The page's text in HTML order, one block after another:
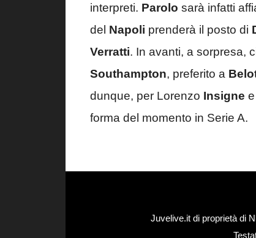
interpreti. Parolo sarà infatti
del Napoli prenderà il posto di
Verratti. In avanti, a sorpresa,
Southampton, preferito a
dunque, per Lorenzo Insigne
forma del momento in Serie A.
Juvelive.it di proprietà di